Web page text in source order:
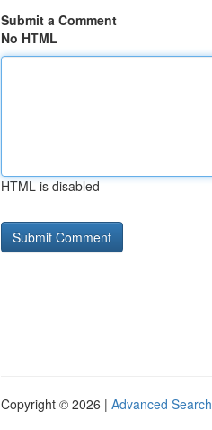
Submit a Comment
No HTML
HTML is disabled
Copyright © 2026 | Advanced Search